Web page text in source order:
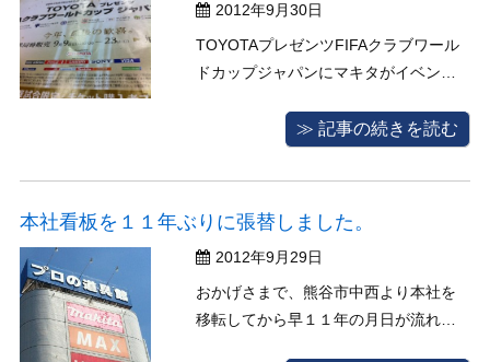
2012年9月30日
TOYOTAプレゼンツFIFAクラブワール
ドカップジャパンにマキタがイベント
はあるんです！≫ 記事の続きを読む
本社看板を１１年ぶりに張替しました。
2012年9月29日
おかげさまで、熊谷市中西より本社を
移転してから早１１年の月日が流れま